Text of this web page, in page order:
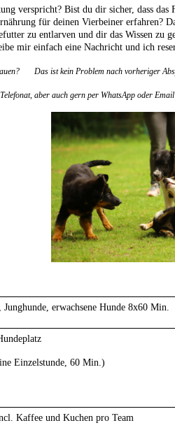
verspricht? Bist du dir sicher, dass
für deinen Vierbeiner erfahren?
zu entlarven und dir das Wissen zu
mir einfach eine Nachricht und ich
Das ist kein Problem nach vorheriger
aber auch gern per WhatsApp oder Email
erwachsene Hunde 8x60 Min.
Einzelstunde, 60 Min.)
Kaffee und Kuchen pro Team